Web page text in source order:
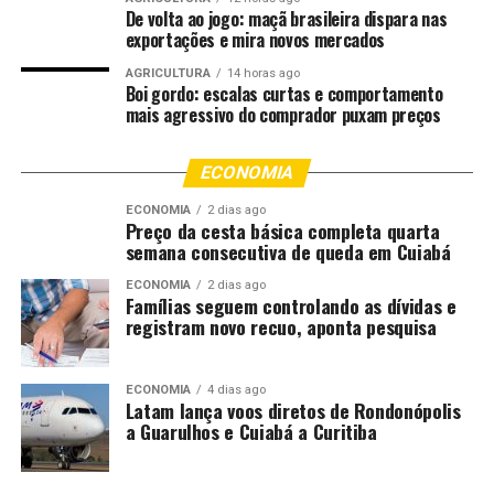
dos candidatos e convocação para a apresentação de
documentos e realização de investigação social, sendo
esta etapa de caráter eliminatório.
Conforme o edital, fazem parte dos requisitos de
em qualquer área de formação ou declaração de
conclusão de curso, e apresentação de Carteira Nacional
de Habilitação (CNH), no mínimo categoria “B”.
Faz parte das atribuições dos técnicos em necropsia:
providenciar a remoção do cadáver quando requisitada
pela autoridade competente; preparar o cadáver para o
ato de necropsia, auxiliar o Perito Oficial nos exames
periciais; realizar a abertura do cadáver sob a orientação
do Médico Legista, bem como auxiliá-lo na necropsia,
afastando órgãos, removendo vísceras e coletando
material necessário para exames complementares ou
De volta ao jogo: maçã brasileira dispara nas
exportações e mira novos mercados
AGRICULTURA 14 horas ago
Boi gordo: escalas curtas e comportamento
mais agressivo do comprador puxam preços
ECONOMIA
ECONOMIA 2 dias ago
Preço da cesta básica completa quarta
semana consecutiva de queda em Cuiabá
ECONOMIA 2 dias ago
Famílias seguem controlando as dívidas e
registram novo recuo, aponta pesquisa
ECONOMIA 4 dias ago
Latam lança voos diretos de Rondonópolis
a Guarulhos e Cuiabá a Curitiba